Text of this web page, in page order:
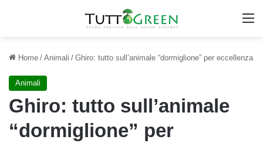
Home / Animali / Ghiro: tutto sull’animale “dormiglione” per eccellenza
Animali
Ghiro: tutto sull’animale
“dormiglione” per